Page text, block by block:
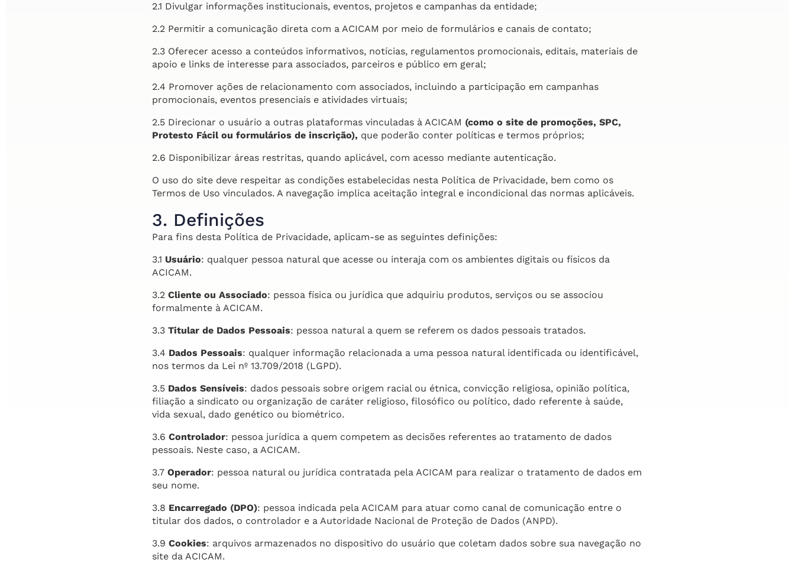
2.1 Divulgar informações institucionais, eventos, projetos e campanhas da entidade;
2.2 Permitir a comunicação direta com a ACICAM por meio de formulários e canais de contato;
2.3 Oferecer acesso a conteúdos informativos, notícias, regulamentos promocionais, editais, materiais de
apoio e links de interesse para associados, parceiros e público em geral;
2.4 Promover ações de relacionamento com associados, incluindo a participação em campanhas
promocionais, eventos presenciais e atividades virtuais;
2.5 Direcionar o usuário a outras plataformas vinculadas à ACICAM (como o site de promoções, SPC,
Protesto Fácil ou formulários de inscrição), que poderão conter políticas e termos próprios;
2.6 Disponibilizar áreas restritas, quando aplicável, com acesso mediante autenticação.
O uso do site deve respeitar as condições estabelecidas nesta Política de Privacidade, bem como os
Termos de Uso vinculados. A navegação implica aceitação integral e incondicional das normas aplicáveis.
3. Definições
Para fins desta Política de Privacidade, aplicam-se as seguintes definições:
3.1 Usuário: qualquer pessoa natural que acesse ou interaja com os ambientes digitais ou físicos da
ACICAM.
3.2 Cliente ou Associado: pessoa física ou jurídica que adquiriu produtos, serviços ou se associou
formalmente à ACICAM.
3.3 Titular de Dados Pessoais: pessoa natural a quem se referem os dados pessoais tratados.
3.4 Dados Pessoais: qualquer informação relacionada a uma pessoa natural identificada ou identificável,
nos termos da Lei nº 13.709/2018 (LGPD).
3.5 Dados Sensíveis: dados pessoais sobre origem racial ou étnica, convicção religiosa, opinião política,
filiação a sindicato ou organização de caráter religioso, filosófico ou político, dado referente à saúde,
vida sexual, dado genético ou biométrico.
3.6 Controlador: pessoa jurídica a quem competem as decisões referentes ao tratamento de dados
pessoais. Neste caso, a ACICAM.
3.7 Operador: pessoa natural ou jurídica contratada pela ACICAM para realizar o tratamento de dados em
seu nome.
3.8 Encarregado (DPO): pessoa indicada pela ACICAM para atuar como canal de comunicação entre o
titular dos dados, o controlador e a Autoridade Nacional de Proteção de Dados (ANPD).
3.9 Cookies: arquivos armazenados no dispositivo do usuário que coletam dados sobre sua navegação no
site da ACICAM.